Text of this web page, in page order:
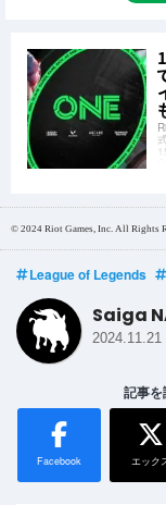
© 2024 Riot Games, Inc. All Rights
League of Legends
Saiga
2024.11.21
記事
Facebook エック